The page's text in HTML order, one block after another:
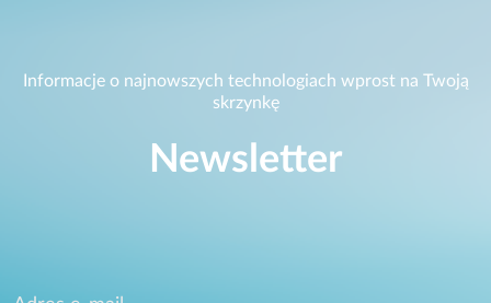
Informacje o najnowszych technologiach wprost na Twoją
skrzynkę
Newsletter